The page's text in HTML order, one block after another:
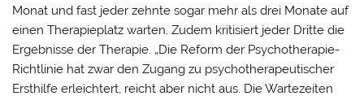
Monat und fast jeder zehnte sogar mehr als drei Monate auf
einen Therapieplatz warten. Zudem kritisiert jeder Dritte die
Ergebnisse der Therapie. „Die Reform der Psychotherapie-
Richtlinie hat zwar den Zugang zu psychotherapeutischer
Ersthilfe erleichtert, reicht aber nicht aus. Die Wartezeiten